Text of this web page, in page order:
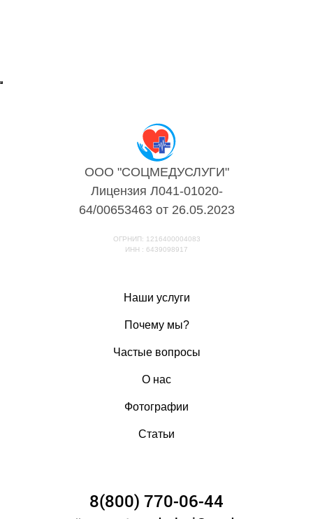
ООО "СОЦМЕДУСЛУГИ"
Лицензия Л041-01020-
64/00653463 от 26.05.2023
ОГРНИП: 1216400004083
ИНН : 6439098917
Наши услуги
Почему мы?
Частые вопросы
О нас
Фотографии
Статьи
8(800) 770-06-44